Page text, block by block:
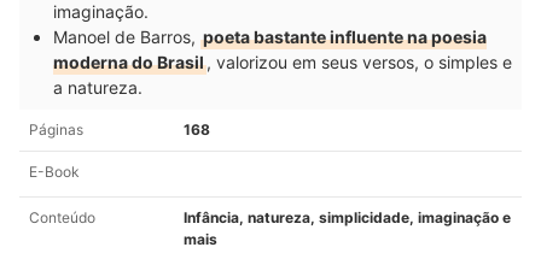
imaginação.
Manoel de Barros, poeta bastante influente na poesia
moderna do Brasil, valorizou em seus versos, o simples e
a natureza.
Páginas 168
E-Book
Conteúdo
Infância, natureza, simplicidade, imaginação e
mais